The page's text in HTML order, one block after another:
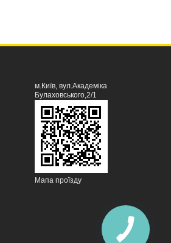
м.Київ, вул.Академіка
Булаховського,2/1
Мапа проїзду